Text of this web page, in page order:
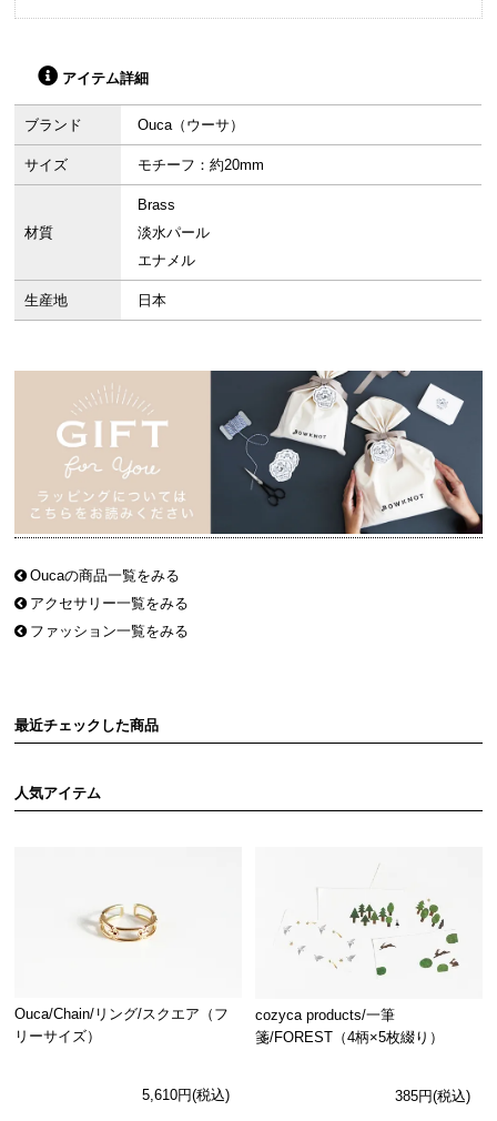
アイテム詳細
ブランド Ouca（ウーサ）
サイズ モチーフ：約20mm
材質
Brass
淡水パール
エナメル
生産地 日本
Oucaの商品一覧をみる
アクセサリー一覧をみる
ファッション一覧をみる
最近チェックした商品
人気アイテム
Ouca/Chain/リング/スクエア（フ
リーサイズ）
5,610円(税込)
cozyca products/一筆
箋/FOREST（4柄×5枚綴り）
385円(税込)